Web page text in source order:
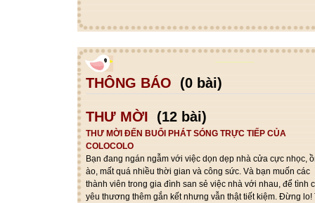
THÔNG BÁO (0 bài)
THƯ MỜI (12 bài)
THƯ MỜI ĐẾN BUỔI PHÁT SÓNG TRỰC TIẾP CỦA
COLOCOLO
Bạn đang ngán ngẫm với việc dọn dẹp nhà cửa cực nhọc,
ào, mất quá nhiều thời gian và công sức. Và bạn muốn các
thành viên trong gia đình san sẻ việc nhà với nhau, để tình
yêu thương thêm gắn kết nhưng vẫn thật tiết kiệm. Đừng lo!